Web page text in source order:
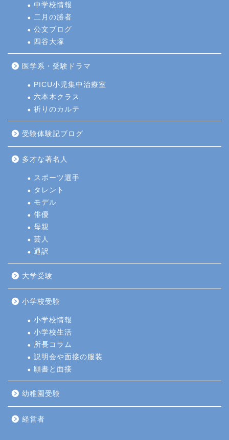
中学校情報
二月の勝者
公文ブログ
四谷大塚
医学系・受験ドラマ
PICU小児集中治療室
六本木クラス
祈りのカルテ
受験体験記ブログ
多才な著名人
スポーツ選手
タレント
モデル
俳優
母親
芸人
通訳
大学受験
小学校受験
小学校情報
小学校生活
所長コラム
説明会や面接の服装
願書と面接
幼稚園受験
経営者